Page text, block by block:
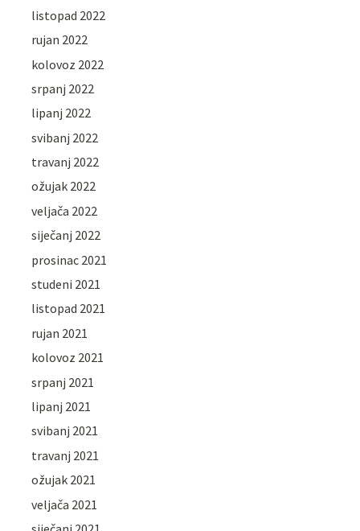
listopad 2022
rujan 2022
kolovoz 2022
srpanj 2022
lipanj 2022
svibanj 2022
travanj 2022
ožujak 2022
veljača 2022
siječanj 2022
prosinac 2021
studeni 2021
listopad 2021
rujan 2021
kolovoz 2021
srpanj 2021
lipanj 2021
svibanj 2021
travanj 2021
ožujak 2021
veljača 2021